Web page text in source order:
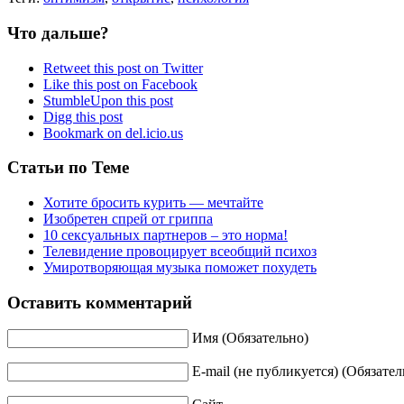
Что дальше?
Retweet this post on Twitter
Like this post on Facebook
StumbleUpon this post
Digg this post
Bookmark on del.icio.us
Статьи по Теме
Хотите бросить курить — мечтайте
Изобретен спрей от гриппа
10 сексуальных партнеров – это норма!
Телевидение провоцирует всеобщий психоз
Умиротворяющая музыка поможет похудеть
Оставить комментарий
Имя (Обязательно)
E-mail (не публикуется)